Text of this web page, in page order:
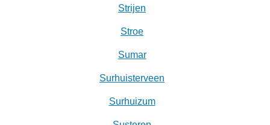
Strijen
Stroe
Sumar
Surhuisterveen
Surhuizum